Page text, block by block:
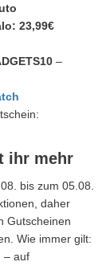
23,99€
–
ihr mehr
bis zum 05.08.
daher
Gutscheinen
Wie immer gilt:
– auf